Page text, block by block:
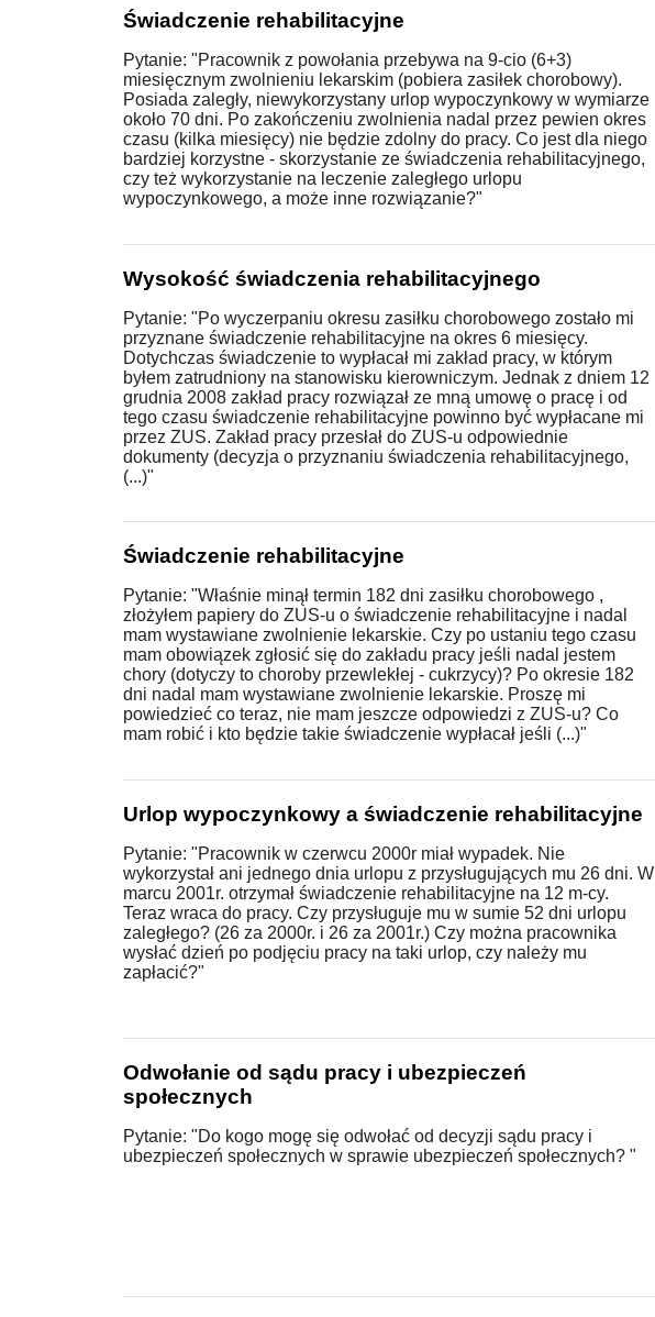
Świadczenie rehabilitacyjne
Pytanie: "Pracownik z powołania przebywa na 9-cio (6+3)
miesięcznym zwolnieniu lekarskim (pobiera zasiłek chorobowy).
Posiada zaległy, niewykorzystany urlop wypoczynkowy w wymiarze
około 70 dni. Po zakończeniu zwolnienia nadal przez pewien okres
czasu (kilka miesięcy) nie będzie zdolny do pracy. Co jest dla niego
bardziej korzystne - skorzystanie ze świadczenia rehabilitacyjnego,
czy też wykorzystanie na leczenie zaległego urlopu
wypoczynkowego, a może inne rozwiązanie?"
Wysokość świadczenia rehabilitacyjnego
Pytanie: "Po wyczerpaniu okresu zasiłku chorobowego zostało mi
przyznane świadczenie rehabilitacyjne na okres 6 miesięcy.
Dotychczas świadczenie to wypłacał mi zakład pracy, w którym
byłem zatrudniony na stanowisku kierowniczym. Jednak z dniem 12
grudnia 2008 zakład pracy rozwiązał ze mną umowę o pracę i od
tego czasu świadczenie rehabilitacyjne powinno być wypłacane mi
przez ZUS. Zakład pracy przesłał do ZUS-u odpowiednie
dokumenty (decyzja o przyznaniu świadczenia rehabilitacyjnego,
(...)"
Świadczenie rehabilitacyjne
Pytanie: "Właśnie minął termin 182 dni zasiłku chorobowego ,
złożyłem papiery do ZUS-u o świadczenie rehabilitacyjne i nadal
mam wystawiane zwolnienie lekarskie. Czy po ustaniu tego czasu
mam obowiązek zgłosić się do zakładu pracy jeśli nadal jestem
chory (dotyczy to choroby przewlekłej - cukrzycy)? Po okresie 182
dni nadal mam wystawiane zwolnienie lekarskie. Proszę mi
powiedzieć co teraz, nie mam jeszcze odpowiedzi z ZUS-u? Co
mam robić i kto będzie takie świadczenie wypłacał jeśli (...)"
Urlop wypoczynkowy a świadczenie rehabilitacyjne
Pytanie: "Pracownik w czerwcu 2000r miał wypadek. Nie
wykorzystał ani jednego dnia urlopu z przysługujących mu 26 dni. W
marcu 2001r. otrzymał świadczenie rehabilitacyjne na 12 m-cy.
Teraz wraca do pracy. Czy przysługuje mu w sumie 52 dni urlopu
zaległego? (26 za 2000r. i 26 za 2001r.) Czy można pracownika
wysłać dzień po podjęciu pracy na taki urlop, czy należy mu
zapłacić?"
Odwołanie od sądu pracy i ubezpieczeń
społecznych
Pytanie: "Do kogo mogę się odwołać od decyzji sądu pracy i
ubezpieczeń społecznych w sprawie ubezpieczeń społecznych? "